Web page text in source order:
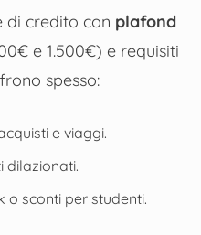
di credito con plafond
e 1.500€) e requisiti
spesso:
e viaggi.
dilazionati.
o sconti per studenti.